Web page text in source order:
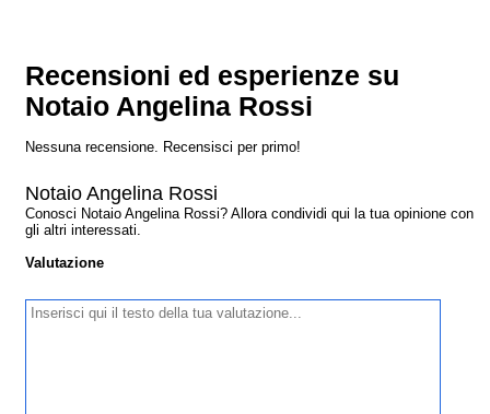
Recensioni ed esperienze su
Notaio Angelina Rossi
Nessuna recensione. Recensisci per primo!
Notaio Angelina Rossi
Conosci Notaio Angelina Rossi? Allora condividi qui la tua opinione con
gli altri interessati.
Valutazione